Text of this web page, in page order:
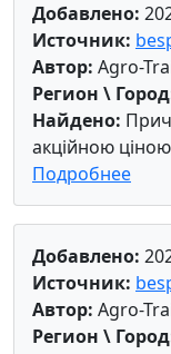
Добавлено:
Источник:
Автор: Agro-
Регион \
Найдено:
акційною ціною
Подробнее
Добавлено:
Источник:
Автор: Agro-
Регион \